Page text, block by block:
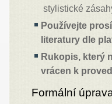
stylistické
Používejte
literatury dle
Rukopis, který
vrácen k
Formální